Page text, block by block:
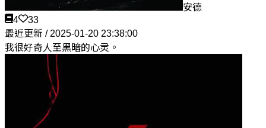
安德
4
33
最近更新 / 2025-01-20 23:38:00
我很好奇人至黑暗的心灵。